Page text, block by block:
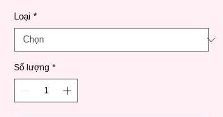
Loại *
Số lượng *